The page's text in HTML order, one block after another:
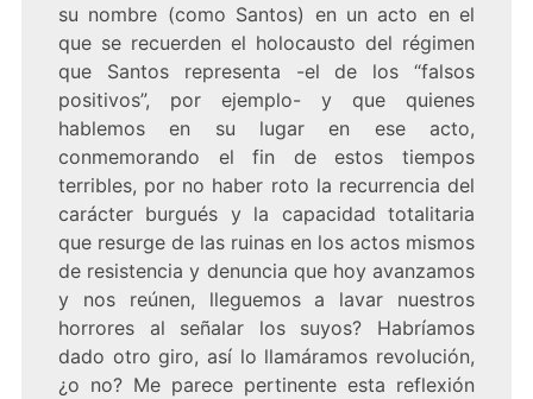
su nombre (como Santos) en un acto en el
que se recuerden el holocausto del régimen
que Santos representa -el de los “falsos
positivos”, por ejemplo- y que quienes
hablemos en su lugar en ese acto,
conmemorando el fin de estos tiempos
terribles, por no haber roto la recurrencia del
carácter burgués y la capacidad totalitaria
que resurge de las ruinas en los actos mismos
de resistencia y denuncia que hoy avanzamos
y nos reúnen, lleguemos a lavar nuestros
horrores al señalar los suyos? Habríamos
dado otro giro, así lo llamáramos revolución,
¿o no? Me parece pertinente esta reflexión